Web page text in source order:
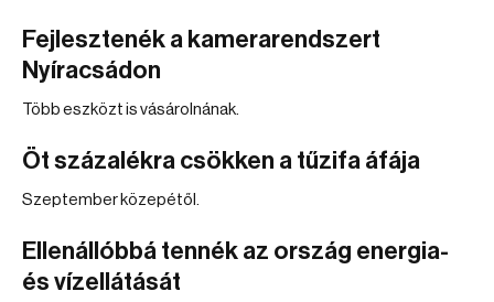
Fejlesztenék a kamerarendszert
Nyíracsádon
Több eszközt is vásárolnának.
Öt százalékra csökken a tűzifa áfája
Szeptember közepétől.
Ellenállóbbá tennék az ország energia-
és vízellátását